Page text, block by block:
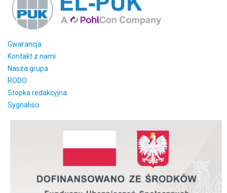
Gwarancja
Kontakt z nami
Nasza grupa
RODO
Stopka redakcyjna
Sygnaliści